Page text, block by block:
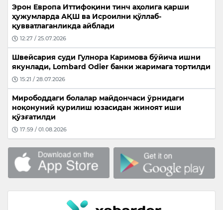
Эрон Европа Иттифоқини тинч аҳолига қарши
ҳужумларда АҚШ ва Исроилни қўллаб-
қувватлаганликда айблади
12:27 / 25.07.2026
Швейсария суди Гулнора Каримова бўйича ишни
якунлади, Lombard Odier банки жаримага тортилди
15:21 / 28.07.2026
Мирободдаги болалар майдончаси ўрнидаги
ноқонуний қурилиш юзасидан жиноят иши
қўзғатилди
17:59 / 01.08.2026